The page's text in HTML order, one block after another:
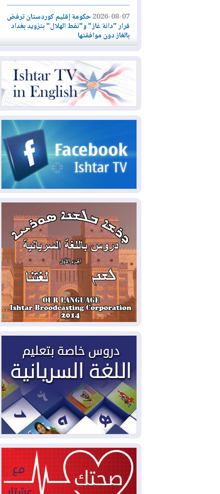
2026-08-07حكومة إقليم كوردستان ترفض
قرار "دانة غاز" و"نفط الهلال" بتزويد بغداد
بالغاز دون موافقتها
2026-08-07القوات المسلحة العراقية: خطة
أمنية لإجهاض هجمة محتملة على السعودية
2026-08-07الاستخبارات الأميركية: بوتين
قد يختبر تماسك الناتو بهجوم محدود
نيجيرفان بارزاني حول اجتماع
"إدارة الدولة": أكدنا دعم تنفيذ البرنامج
الحكومي وأهمية حصر السلاح
2026-08-06ائتلاف ادارة الدولة: من
يقومون بسلوك يهدد امن البلاد خارجون عن
القانون يجب محاربتهم
2026-08-06بعد هجومين قرب باب المندب..
تحذيرات من تصعيد يهدد الملاحة في البحر
الأحمر
2026-08-06 مئات القاصرين بلا مأوى.. أزمة
سبتة تتصاعد وتضغط على مدريد
2026-08-05
لمدة عام.. بدء توريد 100
مليون قدم مكعب يومياً من غاز كورمور في
إقليم كوردستان إلى وزارة الكهرباء العراقية
2026-08-05
15كارثة بيئية ومناخية ترسم
ملامح أخطر التحديات التي تواجه العراق
2026-08-05
حرائق فرنسا.. توقيف 402
شخص بينهم 156 قاصرا منذ بداية موسم
الحرائق
2026-08-04سومو: إنتاج النفط في إقليم
كوردستان انخفض إلى أقل من 10%
2026-08-04ملفات حقبة الكاظمي تعود إلى
الواجهة.. أنباء عن مراجعات قضائية
وتحقيقات أوسع في قضايا فساد